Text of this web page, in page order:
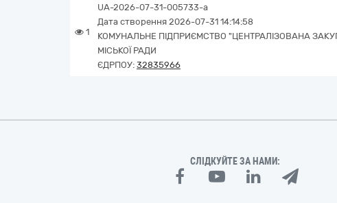
1
UA-2026-07-31-005733-a
Дата створення 2026-07-31 14:14:58
КОМУНАЛЬНЕ ПІДПРИЄМСТВО "ЦЕНТРАЛІЗОВАНА
МІСЬКОЇ РАДИ
ЄДРПОУ: 32835966
СЛІДКУЙТЕ ЗА НАМИ: